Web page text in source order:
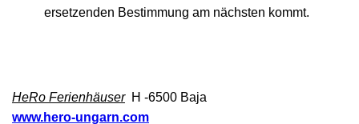
ersetzenden Bestimmung am nächsten kommt.
HeRo FerienhäuserH -6500 Baja
www.hero-ungarn.com